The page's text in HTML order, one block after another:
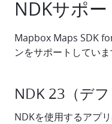
NDKサポー
Mapbox Maps SDK
ンをサポートしていま
NDK 23（デフ
NDKを使用するアプ